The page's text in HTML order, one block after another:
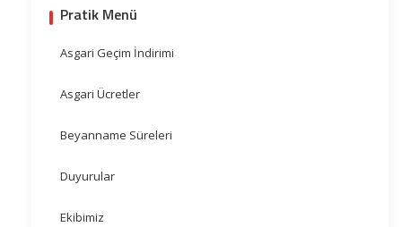
Pratik Menü
Asgari Geçim İndirimi
Asgari Ücretler
Beyanname Süreleri
Duyurular
Ekibimiz